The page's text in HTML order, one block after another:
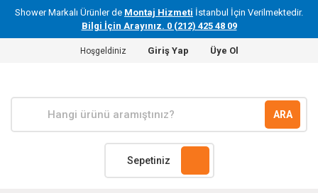
Shower Markalı Ürünler de Montaj Hizmeti İstanbul İçin Verilmektedir.
Bilgi İçin Arayınız. 0 (212) 425 48 09
Hoşgeldiniz Giriş Yap Üye Ol
ARA
Sepetiniz